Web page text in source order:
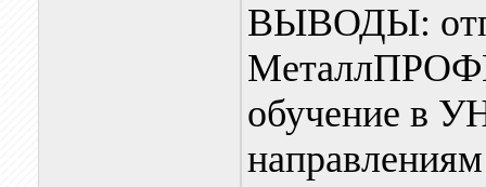
ВЫВОДЫ:
обучение в